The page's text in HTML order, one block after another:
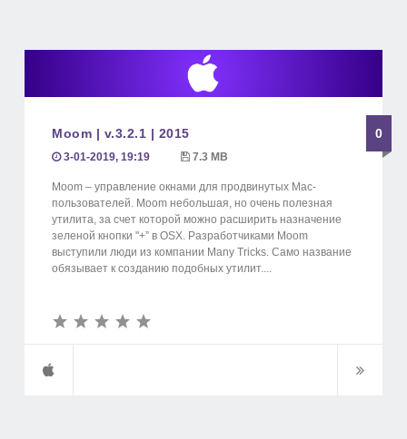
Moom | v.3.2.1 | 2015 0
3-01-2019, 19:19 7.3 MB
Moom – управление окнами для продвинутых Mac-
пользователей. Moom небольшая, но очень полезная
утилита, за счет которой можно расширить назначение
зеленой кнопки "+” в OSX. Разработчиками Moom
выступили люди из компании Many Tricks. Само название
обязывает к созданию подобных утилит....